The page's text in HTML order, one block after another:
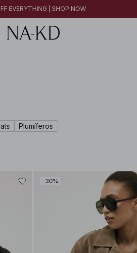
EVERYTHING | SHOP NOW
Plumíferos
-30%